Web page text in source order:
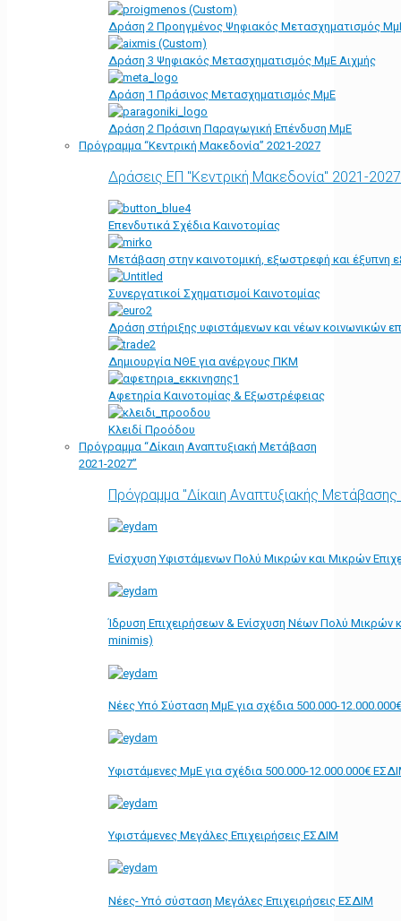
Δράση 2 Προηγμένος Ψηφιακός Μετασχηματισμός
Δράση 3 Ψηφιακός Μετασχηματισμός ΜμΕ Αιχμής
Δράση 1 Πράσινος Μετασχηματισμός ΜμΕ
Δράση 2 Πράσινη Παραγωγική Επένδυση ΜμΕ
Πρόγραμμα “Κεντρική Μακεδονία” 2021-2027
Δράσεις ΕΠ "Κεντρική Μακεδονία" 2021-2027
Επενδυτικά Σχέδια Καινοτομίας
Μετάβαση στην καινοτομική, εξωστρεφή και έξυπνη
Συνεργατικοί Σχηματισμοί Καινοτομίας
Δράση στήριξης υφιστάμενων και νέων κοινωνικών
Δημιουργία ΝΘΕ για ανέργους ΠΚΜ
Αφετηρία Kαινοτομίας & Εξωστρέφειας
Κλειδί Προόδου
Πρόγραμμα “Δίκαιη Αναπτυξιακή Μετάβαση
2021-2027”
Πρόγραμμα "Δίκαιη Αναπτυξιακής
Ενίσχυση Υφιστάμενων Πολύ Μικρών και Μικρών
Ίδρυση Επιχειρήσεων & Ενίσχυση Νέων Πολύ Μικρών
minimis)
Νέες Υπό Σύσταση ΜμΕ για σχέδια 500.000-
Υφιστάμενες ΜμΕ για σχέδια 500.000-12.000.000€
Υφιστάμενες Μεγάλες Επιχειρήσεις ΕΣΔΙΜ
Νέες- Υπό σύσταση Μεγάλες Επιχειρήσεις ΕΣΔΙΜ